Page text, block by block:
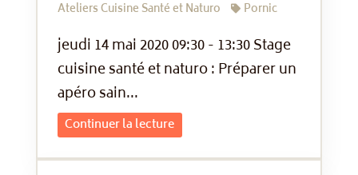
Ateliers Cuisine Santé et Naturo
Pornic
jeudi 14 mai 2020 09:30 - 13:30 Stage
cuisine santé et naturo : Préparer un
apéro sain...
Continuer la lecture